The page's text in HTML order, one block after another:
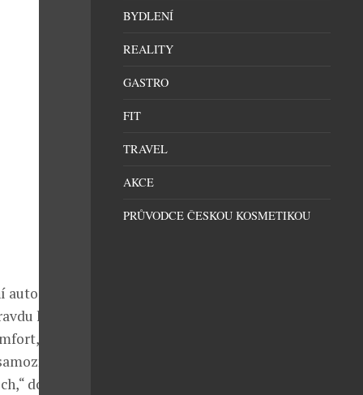
které
hodně a
dodává
BYDLENÍ
REALITY
GASTRO
FIT
TRAVEL
AKCE
PRŮVODCE ČESKOU KOSMETIKOU